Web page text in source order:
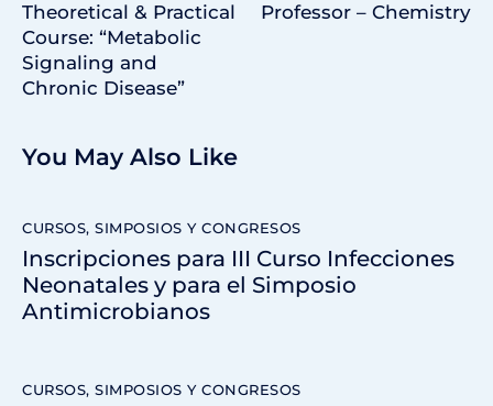
Theoretical & Practical
Course: “Metabolic
Signaling and
Chronic Disease”
Professor – Chemistry
You May Also Like
CURSOS, SIMPOSIOS Y CONGRESOS
Inscripciones para III Curso Infecciones
Neonatales y para el Simposio
Antimicrobianos
CURSOS, SIMPOSIOS Y CONGRESOS